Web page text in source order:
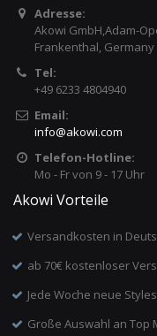
Adresse:
Akowi GmbH,Adam-
Frankenthal, Germany
Tel:
+49 6233 4804940
Email:
info@akowi.com
Telefon-Hotline:
Mo - Fr von 9 - 17 Uhr
Akowi Vorteile
Versandkosten in
ab 70€ kostenloser
Jede Woche neue Styles
Große Auswahl an Top